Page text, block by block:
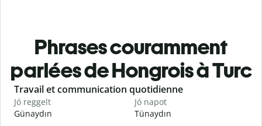
Phrases couramment
parlées de Hongrois à Turc
Slide 1 of 6
Travail et communication quotidienne
Jó reggelt
Günaydın
Jó napot
Tünaydın